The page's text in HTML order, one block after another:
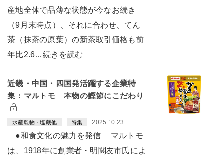
産地全体で品薄な状態が今なお続き
（9月末時点）、それに合わせ、てん
茶（抹茶の原葉）の新茶取引価格も前
年比2.6…続きを読む
近畿・中国・四国発活躍する企業特
集：マルトモ 本物の鰹節にこだわり
水産乾物・塩蔵他 特集 2025.10.23
●和食文化の魅力を発信 マルトモ
は、1918年に創業者・明関友市氏によ